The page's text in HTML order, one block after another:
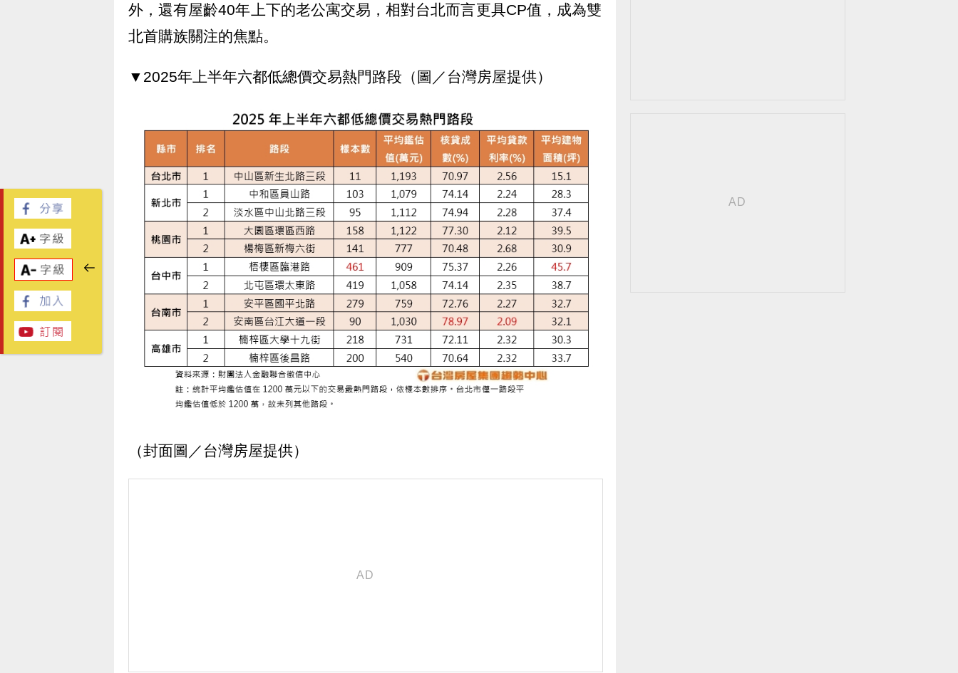
外，還有屋齡40年上下的老公寓交易，相對台北而言更具CP值，成為雙
北首購族關注的焦點。
▼2025年上半年六都低總價交易熱門路段（圖／台灣房屋提供）
（封面圖／台灣房屋提供）